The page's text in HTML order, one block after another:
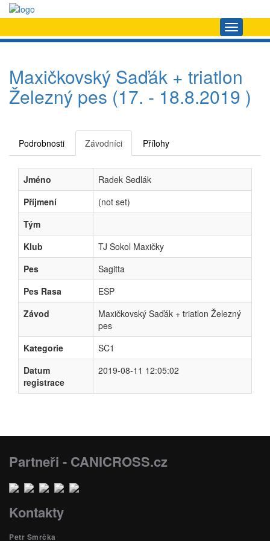
Navigace
Maxičkovský Saďák + triatlon
Železný pes (17. - 18.8.2019 )
Podrobnosti Závodníci Přílohy
Jméno
Radek Sedlák
Příjmení
(not set)
Tým
Klub
TJ Sokol Maxičky
Pes
Sagitta
Pes Rasa
ESP
Závod
Maxičkovský Saďák + triatlon Železný
pes
Kategorie
SC1
Datum
registrace
2019-08-11 12:05:02
Partneři - CANICROSS.cz
Kontakty
Petr Smrčka